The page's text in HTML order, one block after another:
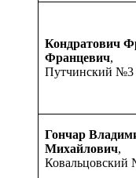
Кондратович
Францевич,
Путчинский №3
Гончар
Михайлович,
Ковальцовский